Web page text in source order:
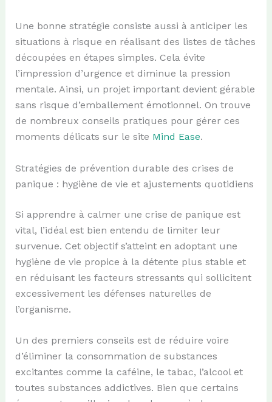
Une bonne stratégie consiste aussi à anticiper les
situations à risque en réalisant des listes de tâches
découpées en étapes simples. Cela évite
l’impression d’urgence et diminue la pression
mentale. Ainsi, un projet important devient gérable
sans risque d’emballement émotionnel. On trouve
de nombreux conseils pratiques pour gérer ces
moments délicats sur le site Mind Ease.
Stratégies de prévention durable des crises de
panique : hygiène de vie et ajustements quotidiens
Si apprendre à calmer une crise de panique est
vital, l’idéal est bien entendu de limiter leur
survenue. Cet objectif s’atteint en adoptant une
hygiène de vie propice à la détente plus stable et
en réduisant les facteurs stressants qui sollicitent
excessivement les défenses naturelles de
l’organisme.
Un des premiers conseils est de réduire voire
d’éliminer la consommation de substances
excitantes comme la caféine, le tabac, l’alcool et
toutes substances addictives. Bien que certains